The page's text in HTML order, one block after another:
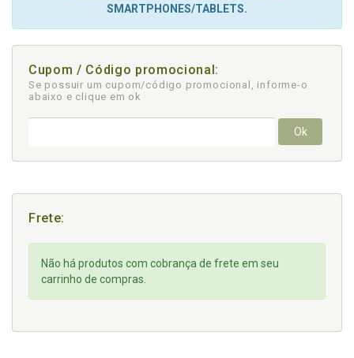
SMARTPHONES/TABLETS.
Cupom / Código promocional:
Se possuir um cupom/código promocional, informe-o
abaixo e clique em ok
Ok
Frete:
Não há produtos com cobrança de frete em seu
carrinho de compras.